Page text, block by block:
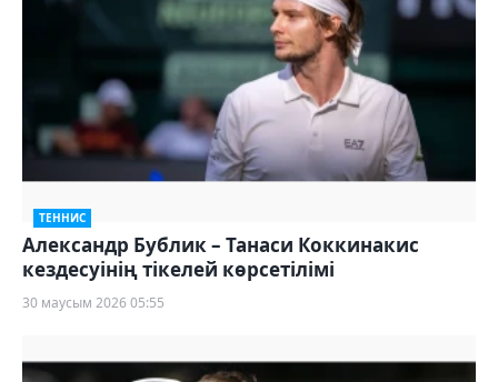
ТЕННИС
Александр Бублик – Танаси Коккинакис
кездесуінің тікелей көрсетілімі
30 маусым 2026 05:55